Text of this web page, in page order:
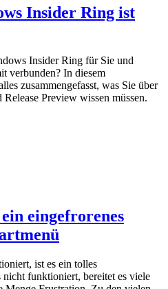
Insider Ring ist
Insider Ring für Sie und
verbunden? In diesem
zusammengefasst, was Sie über
Preview wissen müssen.
ein eingefrorenes
ist es ein tolles
nicht funktioniert, bereitet es viele